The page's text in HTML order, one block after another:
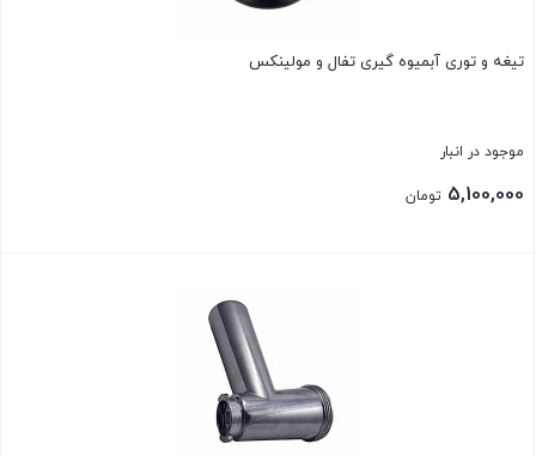
تیغه و توری آبمیوه گیری تفال و مولینکس
موجود در انبار
5,100,000 تومان